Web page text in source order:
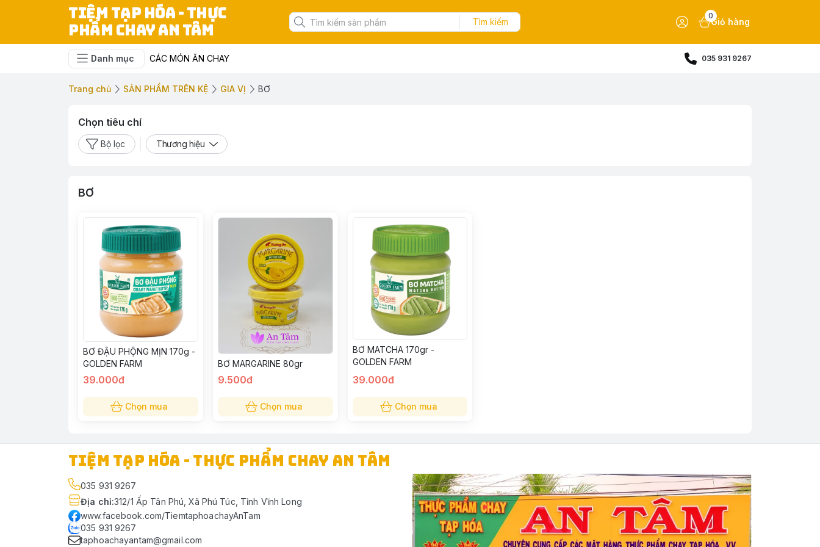
TIỆM TẠP HÓA - THỰC
PHẨM CHAY AN TÂM
Tìm kiếm
0
Giỏ hàng
Danh mục CÁC MÓN ĂN CHAY 035 931 9267
Trang chủ SẢN PHẨM TRÊN KỆ GIA VỊ BƠ
Chọn tiêu chí
Bộ lọc Thương hiệu
BƠ
BƠ ĐẬU PHỘNG MỊN 170g -
GOLDEN FARM
39.000đ
Chọn mua
BƠ MARGARINE 80gr
9.500đ
Chọn mua
BƠ MATCHA 170gr -
GOLDEN FARM
39.000đ
Chọn mua
TIỆM TẠP HÓA - THỰC PHẨM CHAY AN TÂM
035 931 9267
Địa chỉ:312/1 Ấp Tân Phú, Xã Phú Túc, Tỉnh Vĩnh Long
www.facebook.com/TiemtaphoachayAnTam
035 931 9267
taphoachayantam@gmail.com